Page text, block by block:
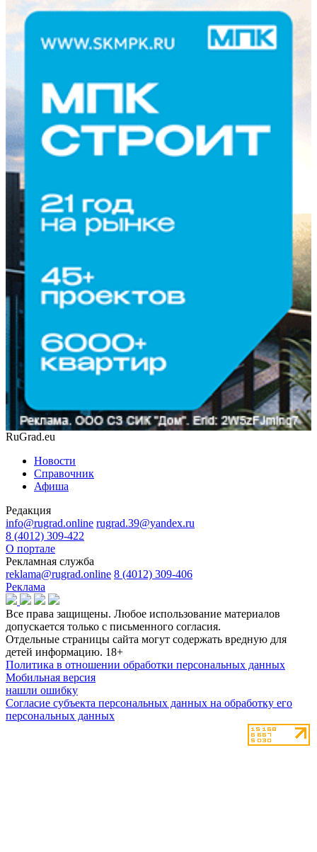
RuGrad.eu
Новости
Справочник
Афиша
Редакция
info@rugrad.online rugrad.39@yandex.ru
8 (4012) 309-422
О портале
Рекламная служба
reklama@rugrad.online 8 (4012) 309-406
Реклама
Все права защищены. Любое использование материалов
допускается только с письменного согласия.
Отдельные страницы сайта могут содержать вредную для
детей информацию. 18+
Политика в отношении обработки персональных данных
Мобильная версия
нашли ошибку
Согласие субъекта персональных данных на обработку его
персональных данных